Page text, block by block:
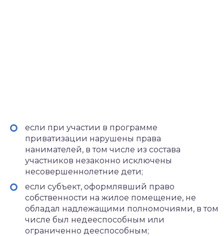
если при участии в программе
приватизации нарушены права
нанимателей, в том числе из состава
участников незаконно исключены
несовершеннолетние дети;
если субъект, оформлявший право
собственности на жилое помещение, не
обладал надлежащими полномочиями, в том
числе был недееспособным или
ограниченно дееспособным;